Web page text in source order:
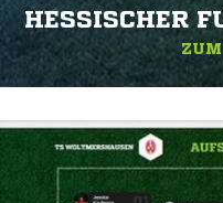
HESSISCHER